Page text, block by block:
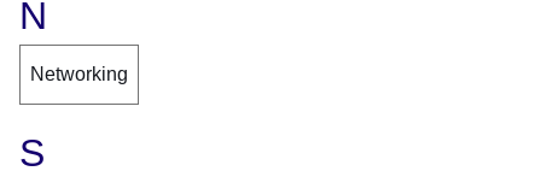
N
Networking
S